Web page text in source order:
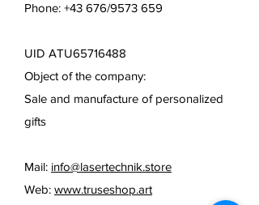
Phone: +43 676/9573 659
UID ATU65716488
Object of the company:
Sale and manufacture of personalized
gifts
Mail: info@lasertechnik.store
Web: www.truseshop.art